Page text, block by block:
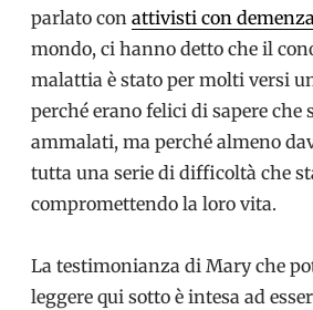
parlato con attivisti con
mondo, ci hanno detto che il
malattia è stato per molti versi
perché erano felici di sapere che
ammalati, ma perché almeno
tutta una serie di difficoltà che
compromettendo la loro vita.
La testimonianza di Mary che
leggere qui sotto è intesa ad